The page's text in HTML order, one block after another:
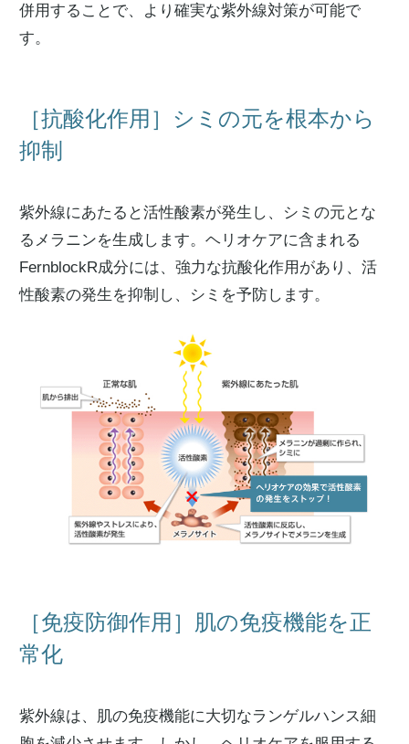
併用することで、より確実な紫外線対策が可能で
す。
［抗酸化作用］シミの元を根本から
抑制
紫外線にあたると活性酸素が発生し、シミの元とな
るメラニンを生成します。ヘリオケアに含まれる
FernblockR成分には、強力な抗酸化作用があり、活
性酸素の発生を抑制し、シミを予防します。
［免疫防御作用］肌の免疫機能を正
常化
紫外線は、肌の免疫機能に大切なランゲルハンス細